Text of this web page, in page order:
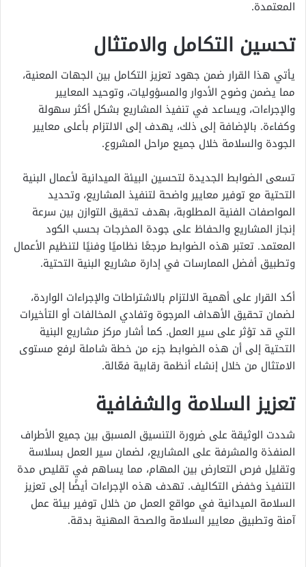
المعتمدة.
تحسين التكامل والامتثال
يأتي هذا القرار ضمن جهود تعزيز التكامل بين الجهات المعنية،
مما يضمن وضوح الأدوار والمسؤوليات، وتوحيد المعايير
والإجراءات، ويساعد في تنفيذ المشاريع بشكل أكثر سهولة
وكفاءة. بالإضافة إلى ذلك، يهدف إلى الالتزام بأعلى معايير
الجودة والسلامة خلال جميع مراحل المشروع.
تسعى الضوابط الجديدة لتحسين البيئة الميدانية لأعمال البنية
التحتية مع توفير معايير واضحة لتنفيذ المشاريع، وتحديد
المواصفات الفنية المطلوبة، بهدف تحقيق التوازن بين سرعة
إنجاز المشاريع والحفاظ على جودة المخرجات بحسب الكود
المعتمد. تعتبر هذه الضوابط مرجعًا نظاميًا وفنيًا لتنظيم الأعمال
وتطبيق أفضل الممارسات في إدارة مشاريع البنية التحتية.
أكد القرار على أهمية الالتزام بالاشتراطات والإجراءات الواردة،
لضمان تحقيق الأهداف المرجوة وتفادي المخالفات أو التأخيرات
التي قد تؤثر على سير العمل. كما أشار مركز مشاريع البنية
التحتية إلى أن هذه الضوابط جزء من خطة شاملة لرفع مستوى
الامتثال من خلال إنشاء أنظمة رقابية فعّالة.
تعزيز السلامة والشفافية
شددت الوثيقة على ضرورة التنسيق المسبق بين جميع الأطراف
المنفذة والمشرفة على المشاريع، لضمان سير العمل بسلاسة
وتقليل فرص التعارض بين المهام، مما يساهم في تقليص مدة
التنفيذ وخفض التكاليف. تهدف هذه الإجراءات أيضًا إلى تعزيز
السلامة الميدانية في مواقع العمل من خلال توفير بيئة عمل
آمنة وتطبيق معايير السلامة والصحة المهنية بدقة.